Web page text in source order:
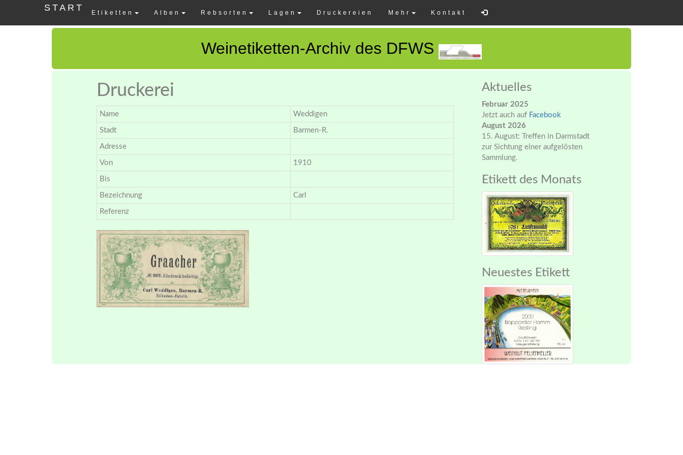
START Etiketten Alben Rebsorten Lagen Druckereien Mehr Kontakt
Weinetiketten-Archiv des DFWS
Druckerei
Name Weddigen
Stadt Barmen-R.
Adresse
Von 1910
Bis
Bezeichnung Carl
Referenz
Aktuelles
Februar 2025
Jetzt auch auf Facebook
August 2026
15. August: Treffen in Darmstadt
zur Sichtung einer aufgelösten
Sammlung.
Etikett des Monats
Neuestes Etikett